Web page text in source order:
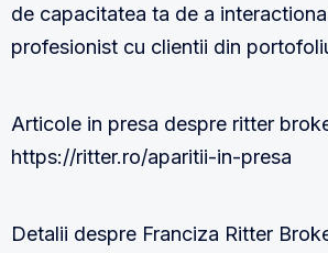
de capacitatea ta de a
profesionist cu clientii din
Articole in presa despre ritter
https://ritter.ro/aparitii-in-presa
Detalii despre Franciza Ritter